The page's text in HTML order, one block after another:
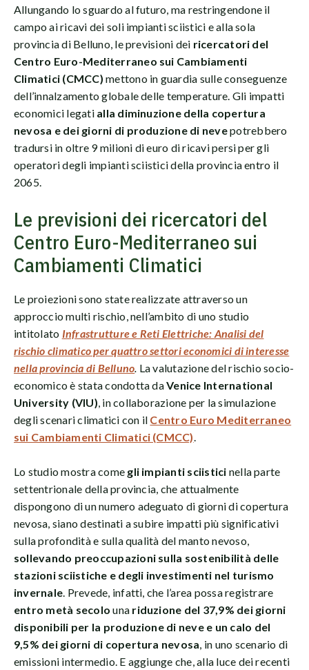
Allungando lo sguardo al futuro, ma restringendone il
campo ai ricavi dei soli impianti sciistici e alla sola
provincia di Belluno, le previsioni dei ricercatori del
Centro Euro-Mediterraneo sui Cambiamenti
Climatici (CMCC) mettono in guardia sulle conseguenze
dell’innalzamento globale delle temperature. Gli impatti
economici legati alla diminuzione della copertura
nevosa e dei giorni di produzione di nevepotrebbero
tradursi in oltre 9 milioni di euro di ricavi persi per gli
operatori degli impianti sciistici della provincia entro il
2065.
Le previsioni dei ricercatori del
Centro Euro-Mediterraneo sui
Cambiamenti Climatici
Le proiezioni sono state realizzate attraverso un
approccio multi rischio, nell’ambito di uno studio
intitolato Infrastrutture e Reti Elettriche: Analisi del
rischio climatico per quattro settori economici di interesse
nella provincia di Belluno. La valutazione del rischio socio-
economico è stata condotta daVenice International
University (VIU), in collaborazione per la simulazione
degli scenari climatici con il Centro Euro Mediterraneo
sui Cambiamenti Climatici (CMCC).
Lo studio mostra come gli impianti sciistici nella parte
settentrionale della provincia, che attualmente
dispongono di un numero adeguato di giorni di copertura
nevosa, siano destinati a subire impatti più significativi
sulla profondità e sulla qualità del manto nevoso,
sollevando preoccupazioni sulla sostenibilità delle
stazioni sciistiche e degli investimenti nel turismo
invernale. Prevede, infatti, che l’area possa registrare
entro metà secolo una riduzione del 37,9% dei giorni
disponibili per la produzione di neve e un calo del
9,5% dei giorni di copertura nevosa, in uno scenario di
emissioni intermedio. E aggiunge che, alla luce dei recenti